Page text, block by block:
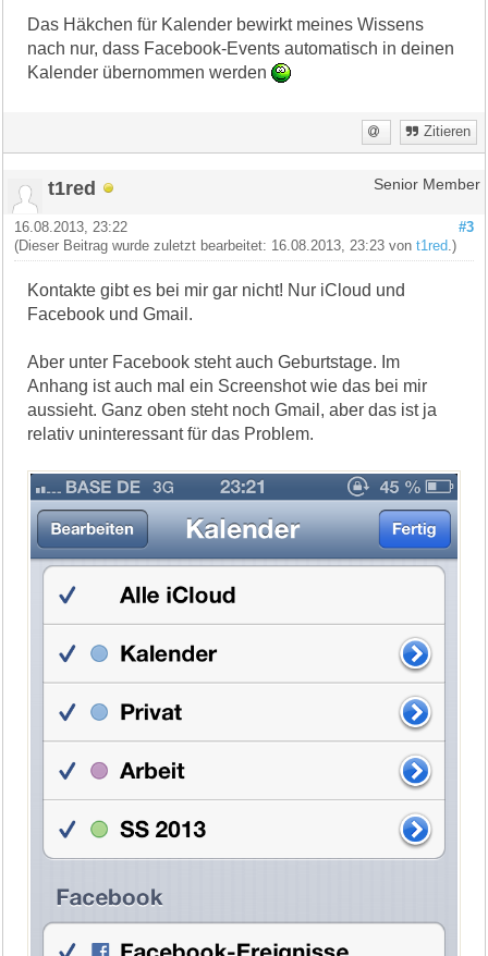
Das Häkchen für Kalender bewirkt meines Wissens
nach nur, dass Facebook-Events automatisch in deinen
Kalender übernommen werden
Zitieren
t1red Senior Member
#3
16.08.2013, 23:22
(Dieser Beitrag wurde zuletzt bearbeitet: 16.08.2013, 23:23 vont1red .)
Kontakte gibt es bei mir gar nicht! Nur iCloud und
Facebook und Gmail.
Aber unter Facebook steht auch Geburtstage. Im
Anhang ist auch mal ein Screenshot wie das bei mir
aussieht. Ganz oben steht noch Gmail, aber das ist ja
relativ uninteressant für das Problem.